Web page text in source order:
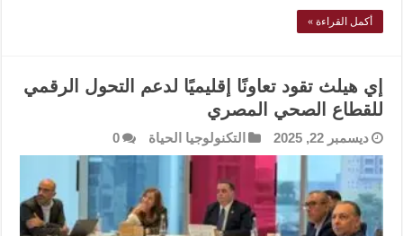
أكمل القراءة »
إي هيلث تقود تعاونًا إقليميًا لدعم التحول الرقمي
للقطاع الصحي المصري
ديسمبر 22, 2025 التكنولوجيا الحياة 0